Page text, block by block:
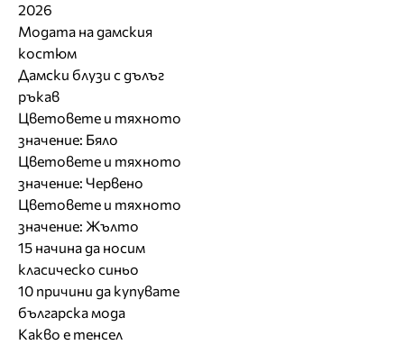
2026
Модата на дамския
костюм
Дамски блузи с дълъг
ръкав
Цветовете и тяхното
значение: Бяло
Цветовете и тяхното
значение: Червено
Цветовете и тяхното
значение: Жълто
15 начина да носим
класическо синьо
10 причини да купувате
българска мода
Какво е тенсел